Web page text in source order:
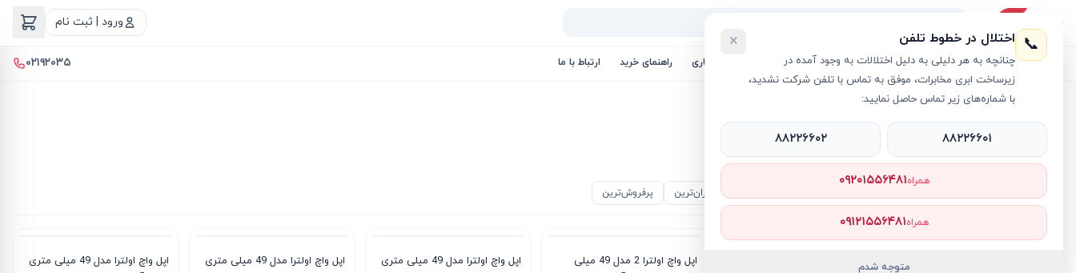
ورود | ثبت نام
لیست محصولات خرید اقساطی خرید سازمانی فروش عمده و همکاری راهنمای خرید ارتباط با ما ۰۲۱۹۲۰۳۵
اپل واچ اولترا
فقط کالای موجود
گران‌ترین پرفروش‌ترین
اپل واچ اولترا 2 مدل 49 میلی
اپل واچ اولترا مدل 49 میلی متری
اپل واچ اولترا مدل 49 میلی متری
اپل واچ اولترا مدل 49 میلی متری
📞 اختلال در خطوط تلفن
چنانچه به هر دلیلی به دلیل اختلالات به وجود آمده در
زیرساخت ابری مخابرات، موفق به تماس با تلفن شرکت نشدید،
با شماره‌های زیر تماس حاصل نمایید:
×
۸۸۲۲۶۶۰۱ ۸۸۲۲۶۶۰۲
همراه۰۹۲۰۱۵۵۶۴۸۱
همراه۰۹۱۲۱۵۵۶۴۸۱
متوجه شدم